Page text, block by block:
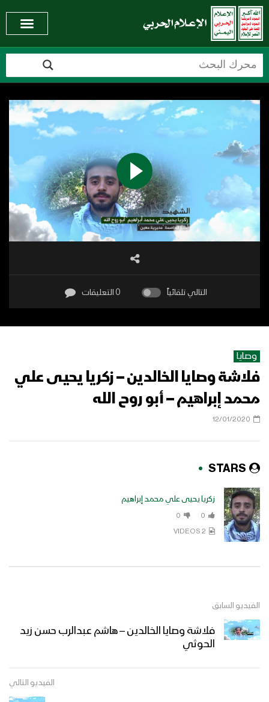
التالي تلقائياً 0 التعليقات
وصايا
فلاشة وصايا الخالدين – زكريا يحيى علي
محمد إبراهيم – أبو روح الله
12/01/2020
STARS
زكريا يحيى علي محمد إبراهيم
0
0
2 VIDEOS
الفيديو السابق
فلاشة وصايا الخالدين – هاشم عبدالرب حسن زيد
الحوثي
الفيديو التالي